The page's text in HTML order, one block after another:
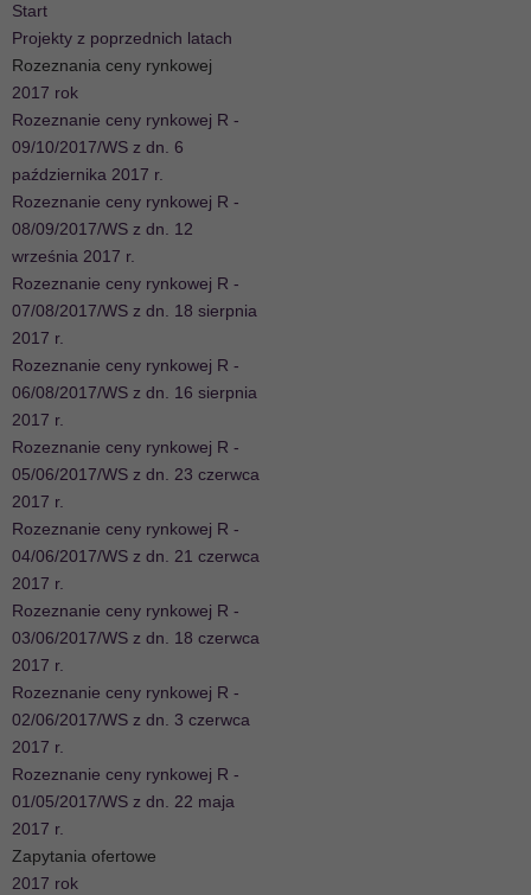
Start
Projekty z poprzednich latach
Rozeznania ceny rynkowej
2017 rok
Rozeznanie ceny rynkowej R -
09/10/2017/WS z dn. 6
października 2017 r.
Rozeznanie ceny rynkowej R -
08/09/2017/WS z dn. 12
września 2017 r.
Rozeznanie ceny rynkowej R -
07/08/2017/WS z dn. 18 sierpnia
2017 r.
Rozeznanie ceny rynkowej R -
06/08/2017/WS z dn. 16 sierpnia
2017 r.
Rozeznanie ceny rynkowej R -
05/06/2017/WS z dn. 23 czerwca
2017 r.
Rozeznanie ceny rynkowej R -
04/06/2017/WS z dn. 21 czerwca
2017 r.
Rozeznanie ceny rynkowej R -
03/06/2017/WS z dn. 18 czerwca
2017 r.
Rozeznanie ceny rynkowej R -
02/06/2017/WS z dn. 3 czerwca
2017 r.
Rozeznanie ceny rynkowej R -
01/05/2017/WS z dn. 22 maja
2017 r.
Zapytania ofertowe
2017 rok